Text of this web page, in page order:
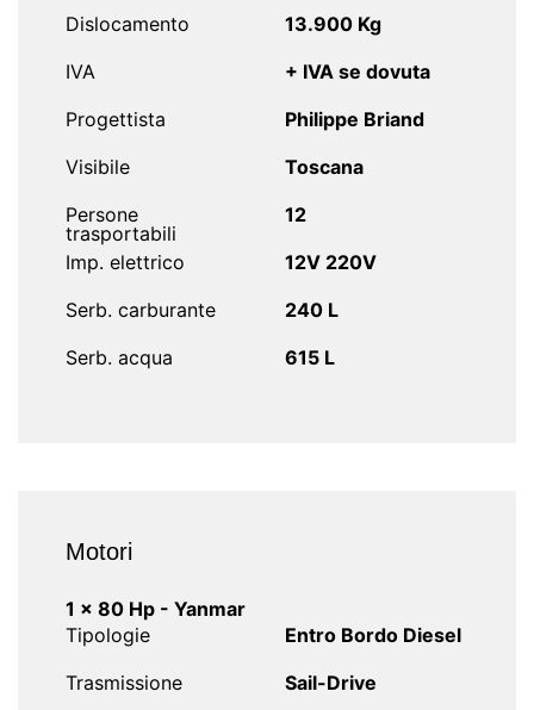
Dislocamento
13.900 Kg
IVA
+ IVA se dovuta
Progettista
Philippe Briand
Visibile
Toscana
Persone
trasportabili
12
Imp. elettrico
12V 220V
Serb. carburante
240 L
Serb. acqua
615 L
Motori
1 x 80 Hp - Yanmar
Tipologie
Entro Bordo Diesel
Trasmissione
Sail-Drive